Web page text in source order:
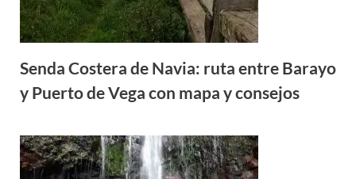
Senda Costera de Navia: ruta entre Barayo
y Puerto de Vega con mapa y consejos